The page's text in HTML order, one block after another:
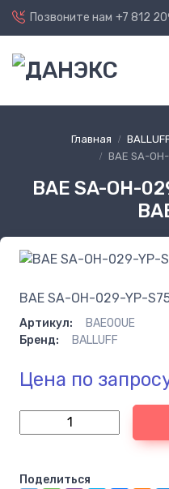
Позвоните нам +7 812
Главная
BAE SA-
BAE SA-OH-
BAE SA-OH-029-YP-
Артикул:
BAE00UE
Бренд:
BALLUFF
Цена по
Поделиться